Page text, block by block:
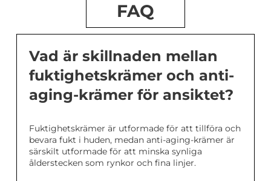
FAQ
Vad är skillnaden mellan
fuktighetskrämer och anti-
aging-krämer för ansiktet?
Fuktighetskrämer är utformade för att tillföra och
bevara fukt i huden, medan anti-aging-krämer är
särskilt utformade för att minska synliga
ålderstecken som rynkor och fina linjer.